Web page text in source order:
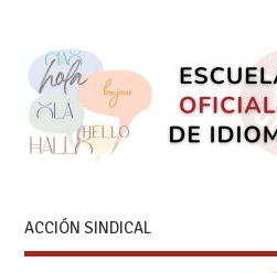
ACCIÓN SINDICAL